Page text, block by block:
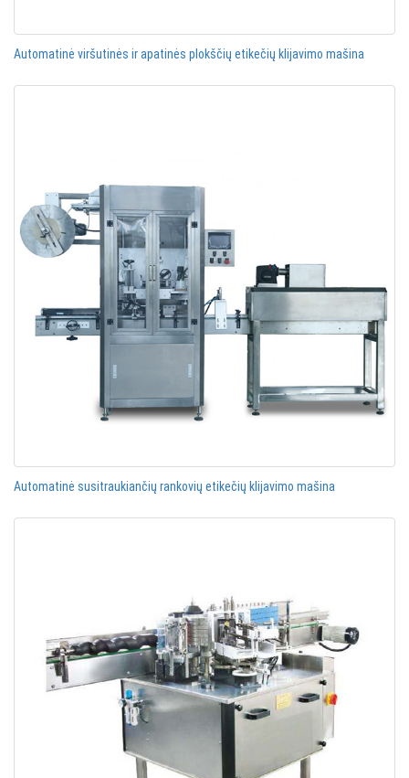
Automatinė viršutinės ir apatinės plokščių etikečių klijavimo mašina
Automatinė susitraukiančių rankovių etikečių klijavimo mašina